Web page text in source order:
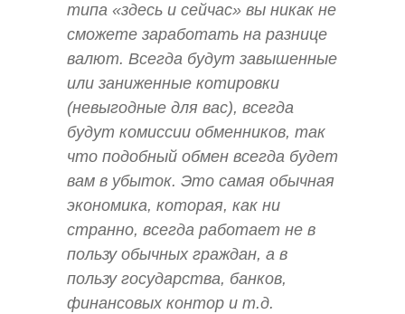
типа «здесь и сейчас» вы никак не
сможете заработать на разнице
валют. Всегда будут завышенные
или заниженные котировки
(невыгодные для вас), всегда
будут комиссии обменников, так
что подобный обмен всегда будет
вам в убыток. Это самая обычная
экономика, которая, как ни
странно, всегда работает не в
пользу обычных граждан, а в
пользу государства, банков,
финансовых контор и т.д.